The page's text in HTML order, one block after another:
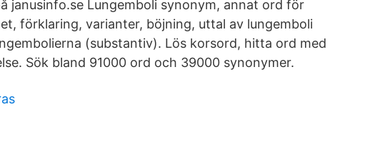
janusinfo.se Lungemboli synonym, annat ord för
förklaring, varianter, böjning, uttal av lungemboli
(substantiv). Lös korsord, hitta ord med
Sök bland 91000 ord och 39000 synonymer.